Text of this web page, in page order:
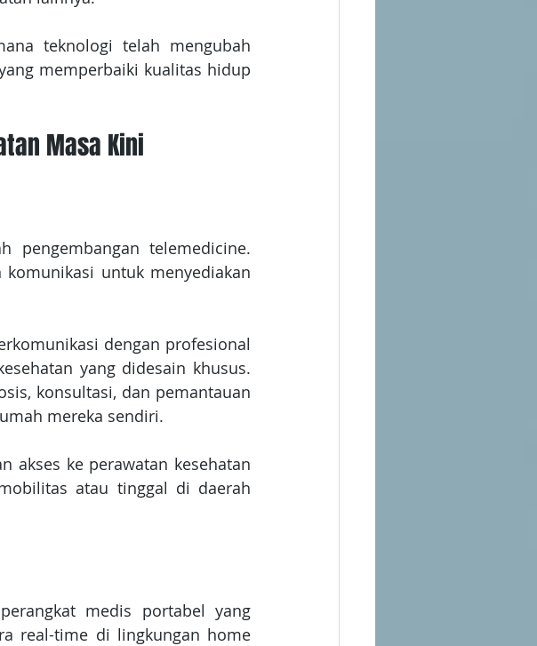
teknologi telah mengubah
memperbaiki kualitas hidup
Masa Kini
pengembangan telemedicine.
untuk menyediakan
dengan profesional
yang didesain khusus.
konsultasi, dan pemantauan
mereka sendiri.
akses ke perawatan kesehatan
atau tinggal di daerah
medis portabel yang
real-time di lingkungan home